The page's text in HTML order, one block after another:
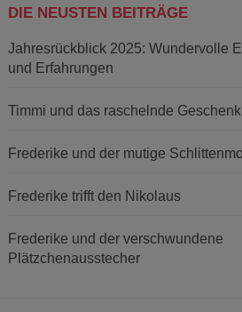
DIE NEUSTEN BEITRÄGE
Jahresrückblick 2025: Wundervolle
und Erfahrungen
Timmi und das raschelnde
Frederike und der mutige
Frederike trifft den Nikolaus
Frederike und der verschwundene
Plätzchenausstecher